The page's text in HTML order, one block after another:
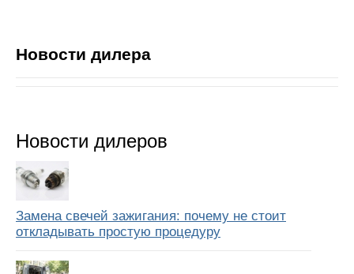
Новости дилера
Новости дилеров
Замена свечей зажигания: почему не стоит
откладывать простую процедуру